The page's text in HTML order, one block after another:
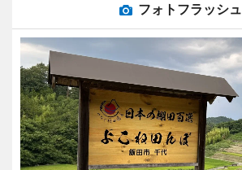
フォトフラッシュ